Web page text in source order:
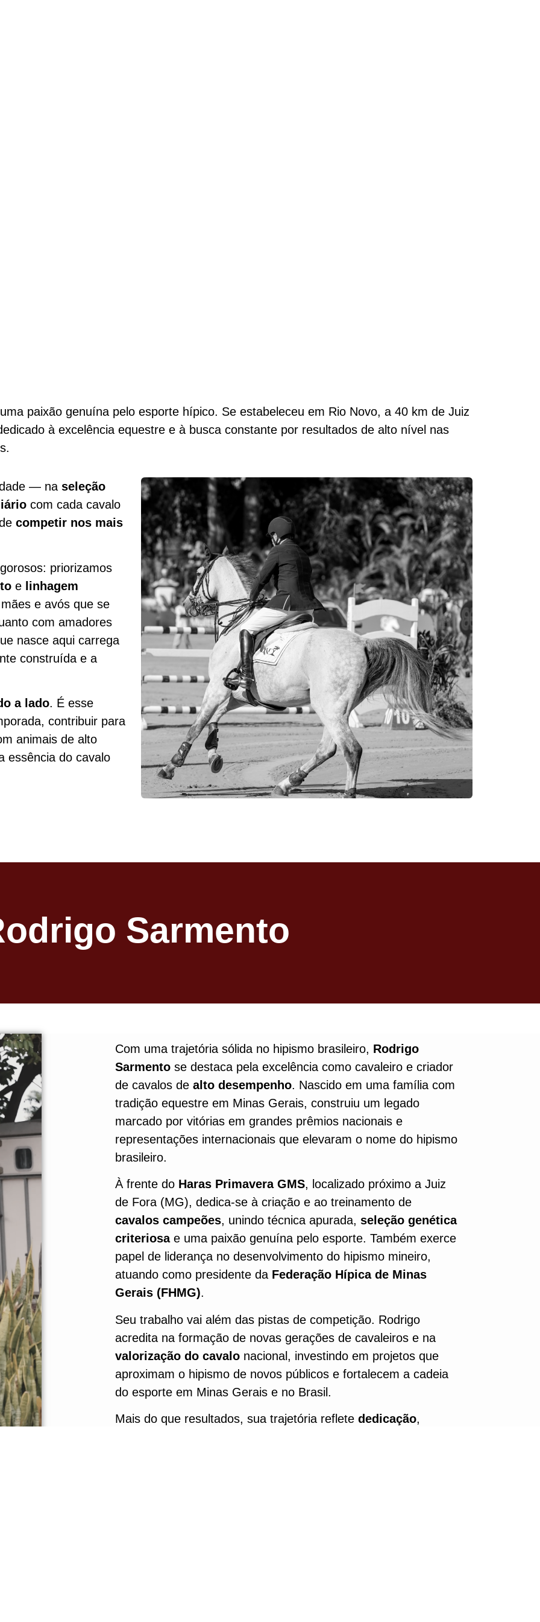
paixão genuína pelo esporte hípico. Se estabeleceu em Rio Novo, a 40 km de Juiz
à excelência equestre e à busca constante por resultados de alto nível nas
— na seleção
com cada cavalo
competir nos mais
priorizamos
e linhagem
e avós que se
com amadores
nasce aqui carrega
construída e a
a lado. É esse
contribuir para
animais de alto
essência do cavalo
Sarmento
Com uma trajetória sólida no hipismo brasileiro, Rodrigo
Sarmento se destaca pela excelência como cavaleiro e criador
de cavalos dealto desempenho. Nascido em uma família com
tradição equestre em Minas Gerais, construiu um legado
marcado por vitórias em grandes prêmios nacionais e
representações internacionais que elevaram o nome do hipismo
brasileiro.
À frente do Haras Primavera GMS, localizado próximo a Juiz
de Fora (MG), dedica-se à criação e ao treinamento de
cavalos campeões, unindo técnica apurada,seleção genética
criteriosae uma paixão genuína pelo esporte. Também exerce
papel de liderança no desenvolvimento do hipismo mineiro,
atuando como presidente da Federação Hípica de Minas
Gerais (FHMG).
Seu trabalho vai além das pistas de competição. Rodrigo
acredita na formação de novas gerações de cavaleiros e na
valorização do cavalo nacional, investindo em projetos que
aproximam o hipismo de novos públicos e fortalecem a cadeia
do esporte em Minas Gerais e no Brasil.
Mais do que resultados, sua trajetória refletededicação,